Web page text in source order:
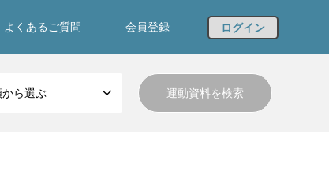
よくあるご質問 会員登録 ログイン
ら選ぶ